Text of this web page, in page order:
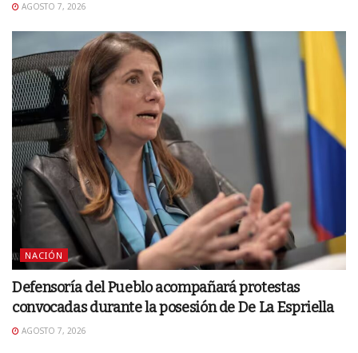
AGOSTO 7, 2026
NACIÓN
Defensoría del Pueblo acompañará protestas
convocadas durante la posesión de De La Espriella
AGOSTO 7, 2026